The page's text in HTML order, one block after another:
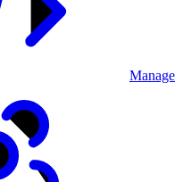
Manage